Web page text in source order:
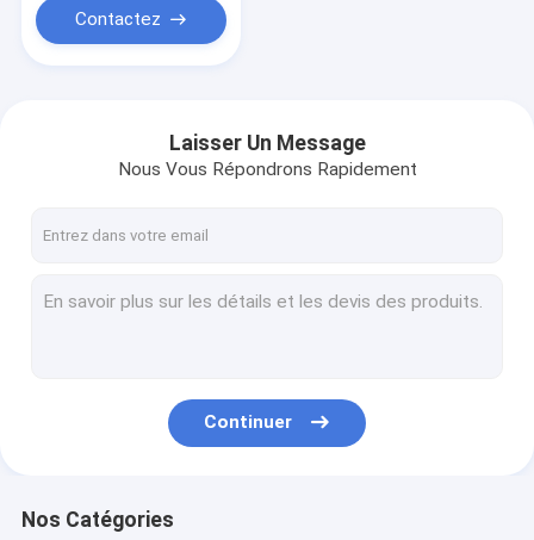
Contactez
Laisser Un Message
Nous Vous Répondrons Rapidement
Continuer
Nos Catégories